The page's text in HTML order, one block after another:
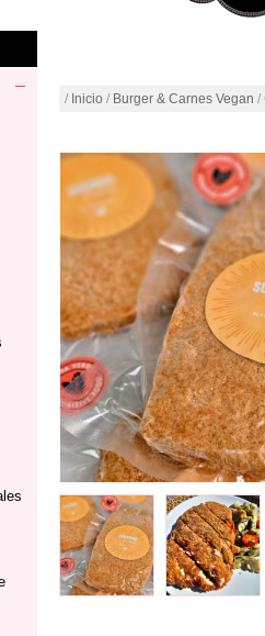
/ Inicio / Burger & Carnes Vegan /